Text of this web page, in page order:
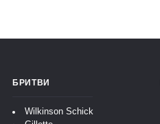
БРИТВИ
Wilkinson Schick